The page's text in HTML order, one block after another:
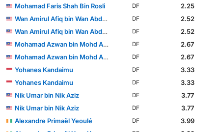
Mohamad Faris Shah Bin Rosli
DF
2.25
Wan Amirul Afiq bin Wan Abdul Rahman
DF
2.52
Wan Amirul Afiq bin Wan Abdul Rahman
DF
2.52
Mohamad Azwan bin Mohd Aripin
DF
2.67
Mohamad Azwan bin Mohd Aripin
DF
2.67
Yohanes Kandaimu
DF
3.33
Yohanes Kandaimu
DF
3.33
Nik Umar bin Nik Aziz
DF
3.77
Nik Umar bin Nik Aziz
DF
3.77
Alexandre Primaël Yeoulé
DF
3.99